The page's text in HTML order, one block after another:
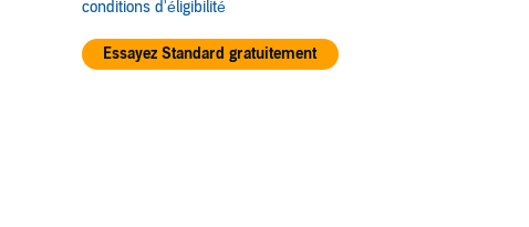
conditions d'éligibilité
Essayez Standard gratuitement